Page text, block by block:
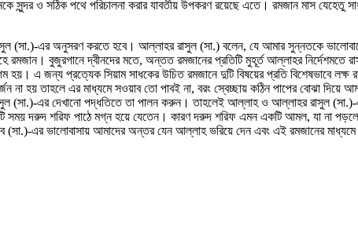
সুন্দর ও সঠিক পথে পরিচালনা করার যাবতীয় উপকরণ রয়েছে এতে। রমজান মাস যেহেতু
(সা.)-এর অনুসরণ করতে হবে। আল্লাহর রাসুল (সা.) বলেন, যে আমার সুন্নতকে
বুজুরগানে দ্বীনদের মতে, অন্তত রমজানের প্রতিটি মুহূর্ত আল্লাহর নির্দেশমতে
এ জন্য প্রত্যেক সিয়াম সাধকের উচিত রমজানে দুটি বিষয়ের প্রতি বিশেষভাবে লক্ষ
হয় তাহলে এর মাধ্যমে সওয়াব তো পাবই না, বরং স্বেচ্ছায় কঠিন পাপের বোঝা দিয়ে
(সা.)-এর দেখানো পদ্ধতিতে তা পালন করুন। তাহলেই আল্লাহ ও আল্লাহর রাসুল (সা.)-
একটি সময় দরুদ শরিফ পাঠে মগ্ন হয়ে যেতেন। কারণ দরুদ শরিফ এমন একটি আমল, যা
(সা.)-এর ভালোবাসায় আমাদের অন্তর যেন আল্লাহ ভরিয়ে দেন এবং এই রমজানের